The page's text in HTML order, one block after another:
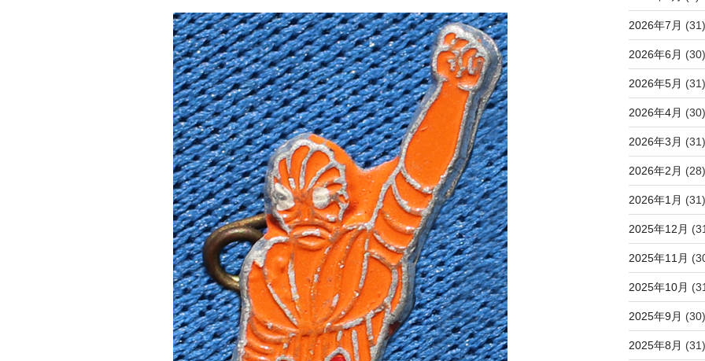
2026年7月 (31)
2026年6月 (30)
2026年5月 (31)
2026年4月 (30)
2026年3月 (31)
2026年2月 (28)
2026年1月 (31)
2025年12月
2025年11月
2025年10月
2025年9月 (30)
2025年8月 (31)